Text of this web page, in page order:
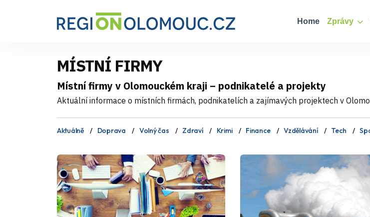
Home Zprávy
MÍSTNÍ FIRMY
Místní firmy v Olomouckém kraji – podnikatelé a projekty
Aktuální informace o místních firmách, podnikatelích a zajímavých projektech v
Aktuálně Doprava Volný čas Zdraví Krimi Finance Vzdělávání Tech